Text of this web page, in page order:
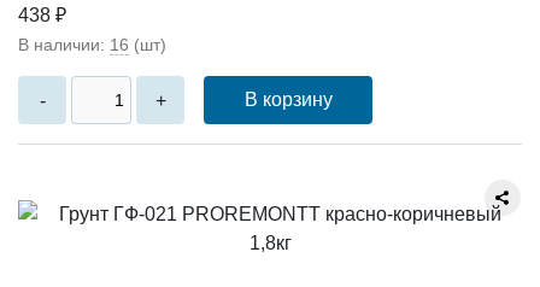
438 ₽
В наличии: 16 (шт)
- + В корзину